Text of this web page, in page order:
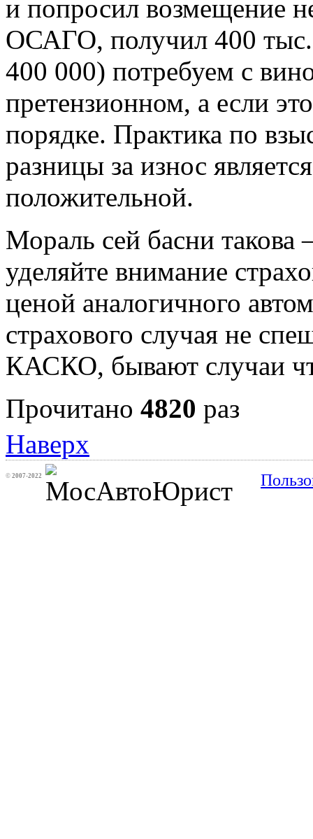
и попросил возмещение
ОСАГО, получил 400
400 000) потребуем с
претензионном, а если
порядке. Практика по
разницы за износ
положительной.
Мораль сей басни
уделяйте внимание
ценой аналогичного
страхового случая не
КАСКО, бывают случаи
Прочитано 4820 раз
Наверх
© 2007-2022